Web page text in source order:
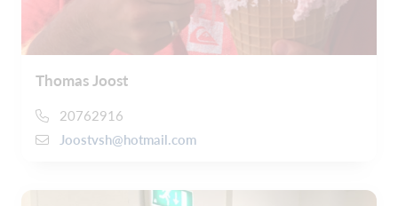
Thomas Joost
20762916
Joostvsh@hotmail.com